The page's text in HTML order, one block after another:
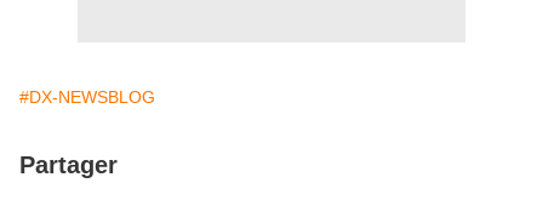
#DX-NEWSBLOG
Partager